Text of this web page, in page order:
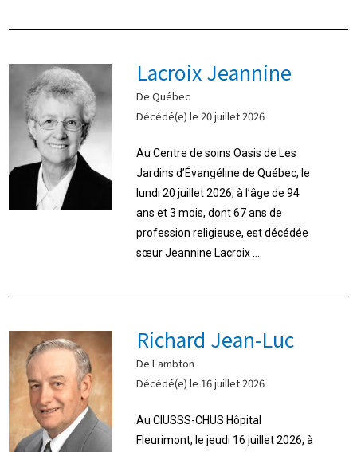
Lacroix Jeannine
De Québec
Décédé(e) le 20 juillet 2026
Au Centre de soins Oasis de Les
Jardins d’Évangéline de Québec, le
lundi 20 juillet 2026, à l’âge de 94
ans et 3 mois, dont 67 ans de
profession religieuse, est décédée
sœur Jeannine Lacroix ...
Richard Jean-Luc
De Lambton
Décédé(e) le 16 juillet 2026
Au CIUSSS-CHUS Hôpital
Fleurimont, le jeudi 16 juillet 2026, à